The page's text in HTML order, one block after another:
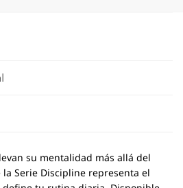
su mentalidad más allá del
Serie Discipline representa el